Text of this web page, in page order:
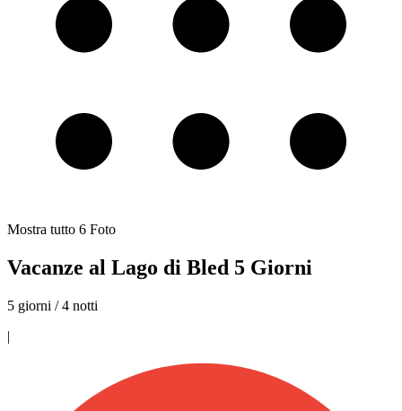
Mostra tutto 6 Foto
Vacanze al Lago di Bled 5 Giorni
5 giorni / 4 notti
|